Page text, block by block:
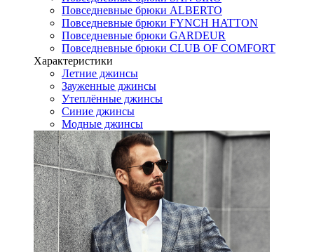
Повседневные брюки ALBERTO
Повседневные брюки FYNCH HATTON
Повседневные брюки GARDEUR
Повседневные брюки CLUB OF COMFORT
Характеристики
Летние джинсы
Зауженные джинсы
Утеплённые джинсы
Синие джинсы
Модные джинсы